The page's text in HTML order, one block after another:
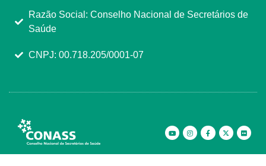
Razão Social: Conselho Nacional de Secretários de
Saúde
CNPJ: 00.718.205/0001-07